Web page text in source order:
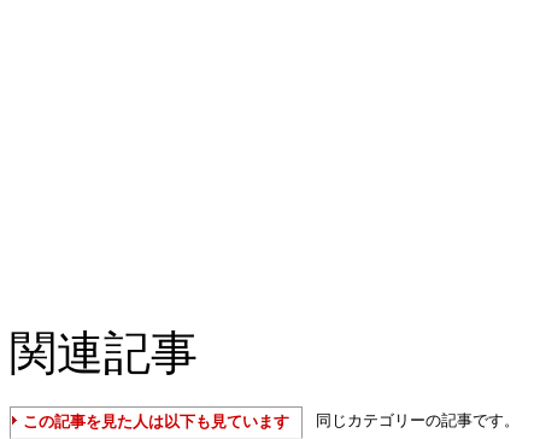
関連記事
この記事を見た人は以下も見ています 同じカテゴリーの記事です。